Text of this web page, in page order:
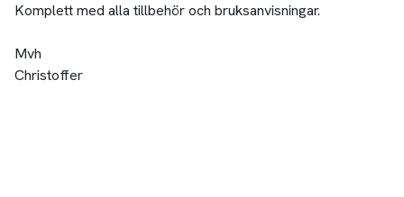
Komplett med alla tillbehör och bruksanvisningar.
Mvh
Christoffer